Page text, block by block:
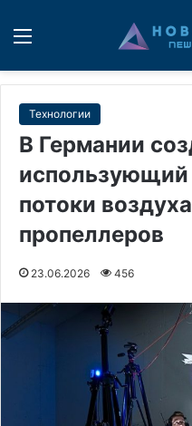
Технологии
В Германии
потоки
пропеллеров
23.06.2026 456